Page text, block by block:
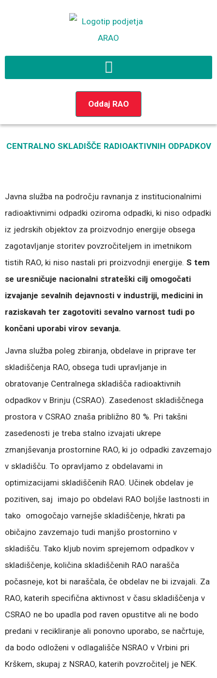
Oddaj RAO
CENTRALNO SKLADIŠČE RADIOAKTIVNIH ODPADKOV
Javna služba na področju ravnanja z institucionalnimi
radioaktivnimi odpadki oziroma odpadki, ki niso odpadki
iz jedrskih objektov za proizvodnjo energije obsega
zagotavljanje storitev povzročiteljem in imetnikom
tistih RAO, ki niso nastali pri proizvodnji energije. S tem
se uresničuje nacionalni strateški cilj omogočati
izvajanje sevalnih dejavnosti v industriji, medicini in
raziskavah ter zagotoviti sevalno varnost tudi po
končani uporabi virov sevanja.
Javna služba poleg zbiranja, obdelave in priprave ter
skladiščenja RAO, obsega tudi upravljanje in
obratovanje Centralnega skladišča radioaktivnih
odpadkov v Brinju (CSRAO). Zasedenost skladiščnega
prostora v CSRAO znaša približno 80 %. Pri takšni
zasedenosti je treba stalno izvajati ukrepe
zmanjševanja prostornine RAO, ki jo odpadki zavzemajo
v skladišču. To opravljamo z obdelavami in
optimizacijami skladiščenih RAO. Učinek obdelav je
pozitiven, saj imajo po obdelavi RAO boljše lastnosti in
tako omogočajo varnejše skladiščenje, hkrati pa
običajno zavzemajo tudi manjšo prostornino v
skladišču. Tako kljub novim sprejemom odpadkov v
skladiščenje, količina skladiščenih RAO narašča
počasneje, kot bi naraščala, če obdelav ne bi izvajali. Za
RAO, katerih specifična aktivnost v času skladiščenja v
CSRAO ne bo upadla pod raven opustitve ali ne bodo
predani v recikliranje ali ponovno uporabo, se načrtuje,
da bodo odloženi v odlagališče NSRAO v Vrbini pri
Krškem, skupaj z NSRAO, katerih povzročitelj je NEK.